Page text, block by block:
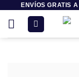
contenido
ENVÍOS GRATIS